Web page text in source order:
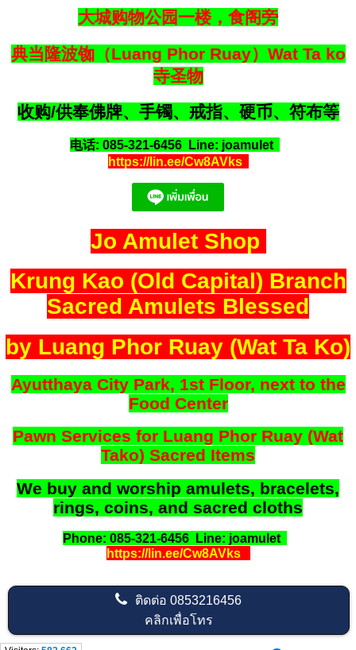
大城购物公园一楼，食阁旁
典当隆波铷（Luang Phor Ruay）Wat Ta ko
寺圣物
收购/供奉佛牌、手镯、戒指、硬币、符布等
电话: 085-321-6456 Line: joamulet
https://lin.ee/Cw8AVks
Jo Amulet Shop
Krung Kao (Old Capital) Branch
Sacred Amulets Blessed
by Luang Phor Ruay (Wat Ta Ko)
Ayutthaya City Park, 1st Floor, next to the
Food Center
Pawn Services for Luang Phor Ruay (Wat
Tako) Sacred Items
We buy and worship amulets, bracelets,
rings, coins, and sacred cloths
Phone: 085-321-6456 Line: joamulet
https://lin.ee/Cw8AVks
ติดต่อ0853216456
คลิกเพื่อโทร